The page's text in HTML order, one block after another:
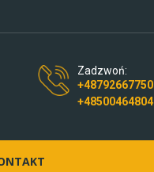
Zadzwoń:
+48792667750
+48500464804